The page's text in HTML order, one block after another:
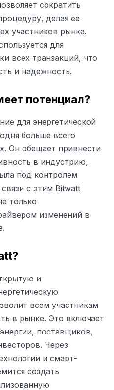
сократить
делая ее
участников рынка.
для
всех транзакций, что
и надежность.
потенциал?
для энергетической
больше всего
Он обещает привнести
в индустрию,
под контролем
с этим Bitwatt
только
изменений в
и
всем участникам
в рынке. Это включает
поставщиков,
Через
и смарт-
создать